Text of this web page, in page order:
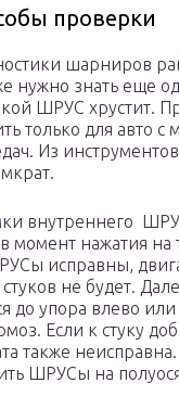
проверки
шарниров
нужно знать еще
ШРУС хрустит.
только для авто с
Из
внутреннего
момент нажатия на
исправны,
не будет.
до упора влево
Если к стуку
также
ШРУСы на